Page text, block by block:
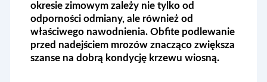
okresie zimowym zależy nie tylko od
odporności odmiany, ale również od
właściwego nawodnienia. Obfite podlewanie
przed nadejściem mrozów znacząco zwiększa
szanse na dobrą kondycję krzewu wiosną.